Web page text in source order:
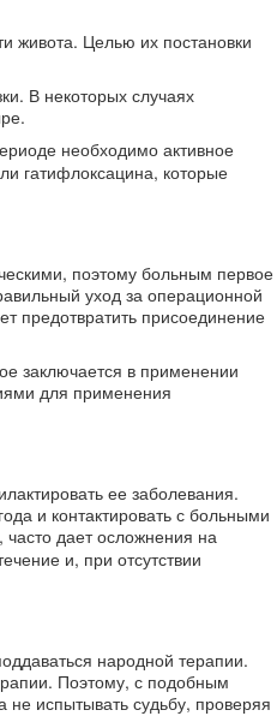
живота. Целью их постановки
В некоторых случаях
необходимо активное
гатифлоксацина, которые
поэтому больным первое
уход за операционной
предотвратить присоединение
заключается в применении
для применения
ее заболевания.
и контактировать с больными
дает осложнения на
и, при отсутствии
народной терапии.
Поэтому, с подобным
испытывать судьбу, проверяя